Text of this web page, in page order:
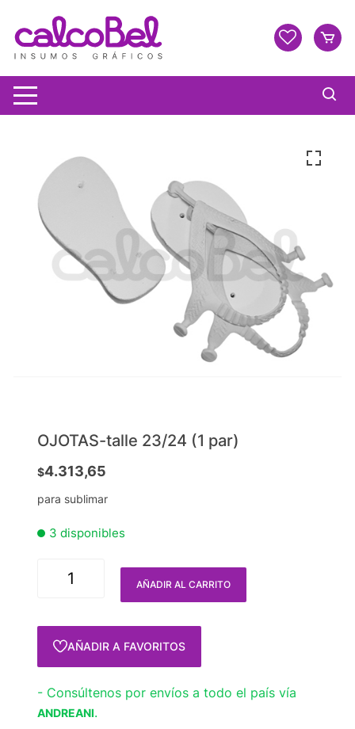
OJOTAS-talle 23/24 (1 par)
$4.313,65
para sublimar
3 disponibles
AÑADIR AL CARRITO
AÑADIR A FAVORITOS
- Consúltenos por envíos a todo el país vía
ANDREANI.